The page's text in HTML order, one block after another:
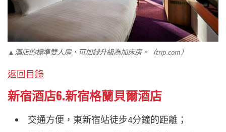
▲酒店的標準雙人房，可加錢升級為加床房。（trip.com）
返回目錄
新宿酒店6.新宿格蘭貝爾酒店
交通方便，東新宿站徒步4分鐘的距離；